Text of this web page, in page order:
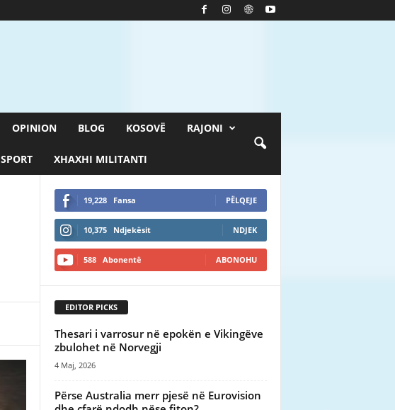
OPINION BLOG KOSOVË RAJONI
SPORT XHAXHI MILITANTI
19,228 Fansa PËLQEJE
10,375 Ndjekësit NDJEK
588 Abonentë ABONOHU
EDITOR PICKS
Thesari i varrosur në epokën e Vikingëve
zbulohet në Norvegji
4 Maj, 2026
Përse Australia merr pjesë në Eurovision